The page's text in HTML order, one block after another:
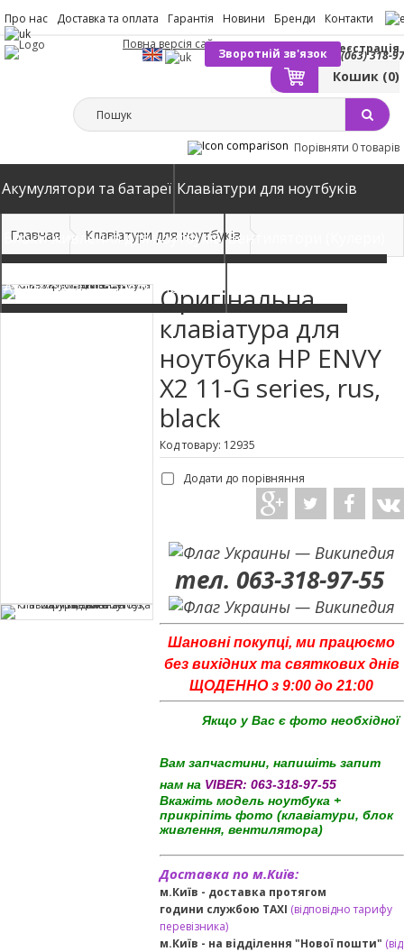
Про нас Доставка та оплата Гарантія Новини Бренди Контакти
(063) 318-
Зворотній зв'язок
Вхід Реєстрація
Кошик (0)
Повна версія сайту
Порівняти 0 товарів
Акумулятори та батареї Клавіатури для ноутбуків
Блоки живлення для ноутбуків Вентилятори (Кулери)
Автомобільні зарядні пристрої
Главная Клавіатури для ноутбуків
Оригінальна
клавіатура для
ноутбука HP ENVY
X2 11-G series, rus,
black
Код товару: 12935
Додати до порівняння
тел. 063-318-97-55
Шановні покупці, ми працюємо
без вихідних та святкових днів
ЩОДЕННО з 9:00 до 21:00
Якщо у Вас є фото необхідної
Вам запчастини, напишіть запит
нам на VIBER: 063-318-97-55
Вкажіть модель ноутбука +
прикріпіть фото (клавіатури, блок
живлення, вентилятора)
Доставка по м.Київ:
м.Київ - доставка протягом
години службою TAXI (відповідно тарифу
перевізника)
м.Київ - на відділення "Нової пошти" (від